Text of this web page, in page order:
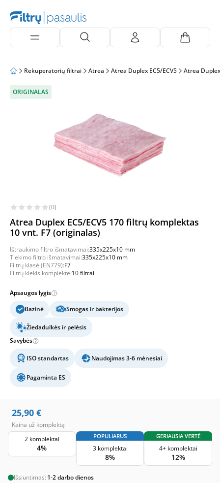
Rekuperatorių filtrai Atrea Atrea Duplex EC5/ECV5 Atrea
ORIGINALAS
(0)
Atrea Duplex EC5/ECV5 170 filtrų komplektas
10 vnt. F7 (originalas)
Ištraukimo filtro išmatavimai:335x225x10 mm
Tiekimo filtro išmatavimai:335x225x10 mm
Filtrų klasė (EN779):F7
Filtrų kiekis komplekte:10 filtrai
Apsaugos lygis
Bazinė
Smogas ir bakterijos
Žiedadulkės ir pelėsis
Savybės
ISO standartas Naudojimas 3-6 mėnesiai
Pagaminta ES
25,90 €
Kaina už komplektą
2 komplektai
4%
POPULIARUS
3 komplektai
8%
GERIAUSIA VERTĖ
4+ komplektai
12%
Išsiuntimas: 1-2 darbo dienos